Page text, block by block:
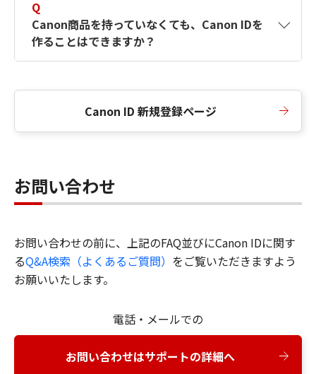
Q
Canon商品を持っていなくても、Canon IDを
作ることはできますか？
Canon ID 新規登録ページ
お問い合わせ
お問い合わせの前に、上記のFAQ並びにCanon IDに関す
るQ&A検索（よくあるご質問） をご覧いただきますよう
お願いいたします。
電話・メールでの
お問い合わせはサポートの詳細へ